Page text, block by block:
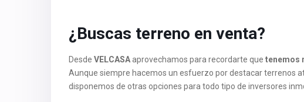
¿Buscas terreno en venta?
Desde VELCASA aprovechamos para recordarte que tenemos
Aunque siempre hacemos un esfuerzo por destacar terrenos
disponemos de otras opciones para todo tipo de inversores